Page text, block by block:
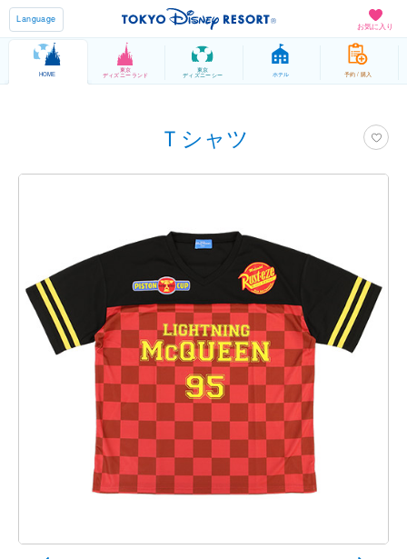
お気に入り
Language
HOME
東京
ディズニーランド
東京
ディズニーシー ホテル 予約 / 購入
Ｔシャツ